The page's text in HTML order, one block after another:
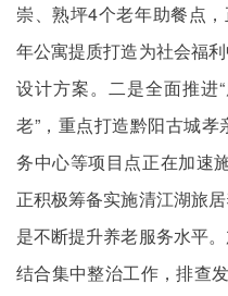
崇、熟坪4个老年助餐点
年公寓提质打造为社会福
设计方案。二是全面推进
老”，重点打造黔阳古城
务中心等项目点正在加速
正积极筹备实施清江湖旅
是不断提升养老服务水平
结合集中整治工作，排查